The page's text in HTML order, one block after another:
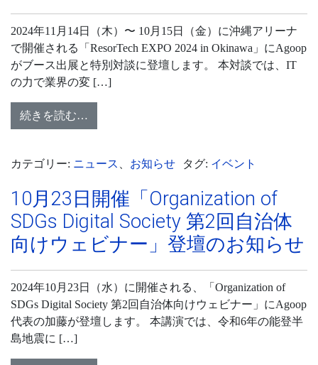
2024年11月14日（木）〜 10月15日（金）に沖縄アリーナ
で開催される「ResorTech EXPO 2024 in Okinawa」にAgoop
がブース出展と特別対談に登壇します。 本対談では、IT
の力で業界の変 […]
続きを読む…
カテゴリー: ニュース お知らせ タグ: イベント
10月23日開催「Organization of
SDGs Digital Society 第2回自治体
向けウェビナー」登壇のお知らせ
2024年10月23日（水）に開催される、「Organization of
SDGs Digital Society 第2回自治体向けウェビナー」にAgoop
代表の加藤が登壇します。 本講演では、令和6年の能登半
島地震に […]